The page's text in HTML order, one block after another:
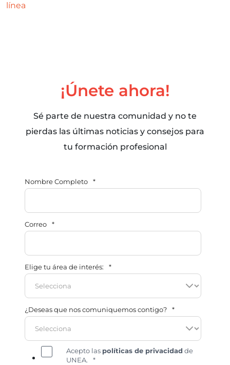
línea
¡Únete ahora!
Sé parte de nuestra comunidad y no te
pierdas las últimas noticias y consejos para
tu formación profesional
Nombre Completo *
Correo *
Elige tu área de interés: *
¿Deseas que nos comuniquemos contigo? *
Acepto las políticas de privacidad de
UNEA.
*